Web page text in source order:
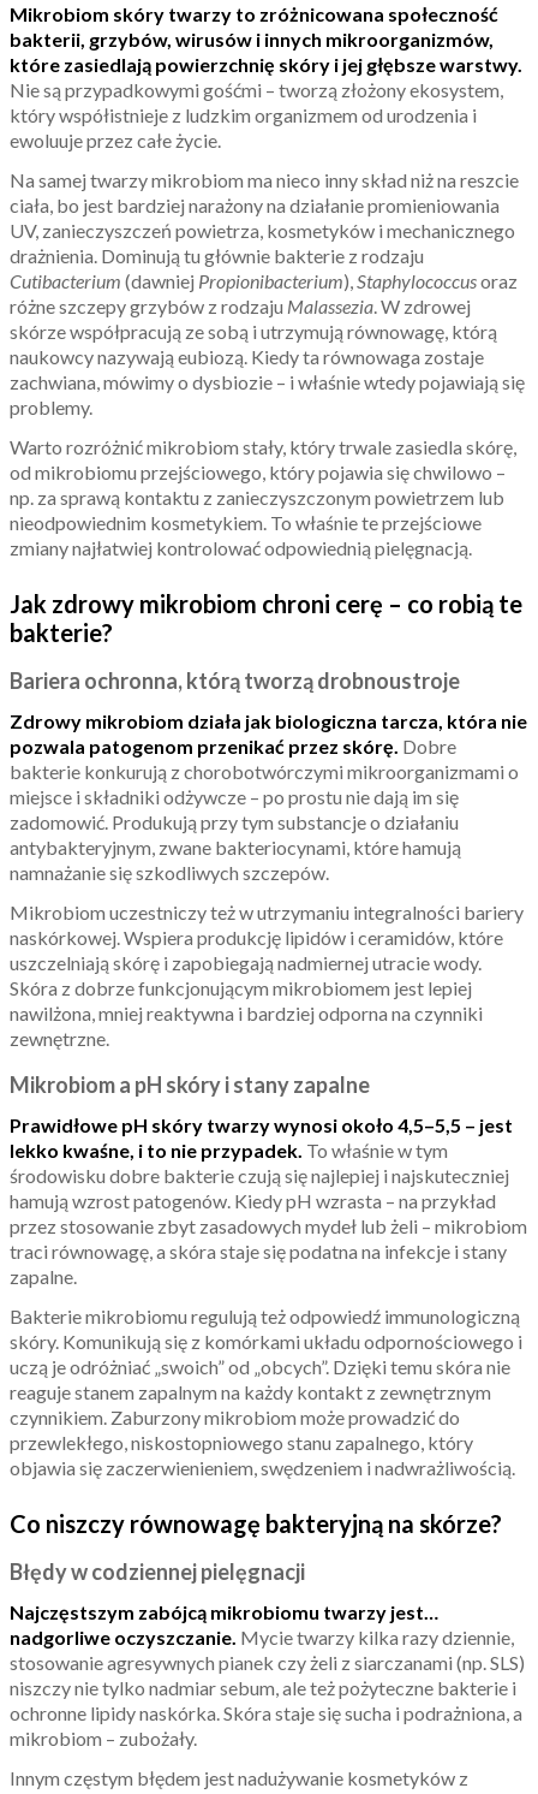
Mikrobiom skóry twarzy to zróżnicowana społeczność
bakterii, grzybów, wirusów i innych mikroorganizmów,
które zasiedlają powierzchnię skóry i jej głębsze warstwy.
Nie są przypadkowymi gośćmi – tworzą złożony ekosystem,
który współistnieje z ludzkim organizmem od urodzenia i
ewoluuje przez całe życie.
Na samej twarzy mikrobiom ma nieco inny skład niż na reszcie
ciała, bo jest bardziej narażony na działanie promieniowania
UV, zanieczyszczeń powietrza, kosmetyków i mechanicznego
drażnienia. Dominują tu głównie bakterie z rodzaju
Cutibacterium (dawniej Propionibacterium),Staphylococcusoraz
różne szczepy grzybów z rodzaju Malassezia. W zdrowej
skórze współpracują ze sobą i utrzymują równowagę, którą
naukowcy nazywają eubiozą. Kiedy ta równowaga zostaje
zachwiana, mówimy o dysbiozie – i właśnie wtedy pojawiają się
problemy.
Warto rozróżnić mikrobiom stały, który trwale zasiedla skórę,
od mikrobiomu przejściowego, który pojawia się chwilowo –
np. za sprawą kontaktu z zanieczyszczonym powietrzem lub
nieodpowiednim kosmetykiem. To właśnie te przejściowe
zmiany najłatwiej kontrolować odpowiednią pielęgnacją.
Jak zdrowy mikrobiom chroni cerę – co robią te
bakterie?
Bariera ochronna, którą tworzą drobnoustroje
Zdrowy mikrobiom działa jak biologiczna tarcza, która nie
pozwala patogenom przenikać przez skórę. Dobre
bakterie konkurują z chorobotwórczymi mikroorganizmami o
miejsce i składniki odżywcze – po prostu nie dają im się
zadomowić. Produkują przy tym substancje o działaniu
antybakteryjnym, zwane bakteriocynami, które hamują
namnażanie się szkodliwych szczepów.
Mikrobiom uczestniczy też w utrzymaniu integralności bariery
naskórkowej. Wspiera produkcję lipidów i ceramidów, które
uszczelniają skórę i zapobiegają nadmiernej utracie wody.
Skóra z dobrze funkcjonującym mikrobiomem jest lepiej
nawilżona, mniej reaktywna i bardziej odporna na czynniki
zewnętrzne.
Mikrobiom a pH skóry i stany zapalne
Prawidłowe pH skóry twarzy wynosi około 4,5–5,5 – jest
lekko kwaśne, i to nie przypadek. To właśnie w tym
środowisku dobre bakterie czują się najlepiej i najskuteczniej
hamują wzrost patogenów. Kiedy pH wzrasta – na przykład
przez stosowanie zbyt zasadowych mydeł lub żeli – mikrobiom
traci równowagę, a skóra staje się podatna na infekcje i stany
zapalne.
Bakterie mikrobiomu regulują też odpowiedź immunologiczną
skóry. Komunikują się z komórkami układu odpornościowego i
uczą je odróżniać „swoich” od „obcych”. Dzięki temu skóra nie
reaguje stanem zapalnym na każdy kontakt z zewnętrznym
czynnikiem. Zaburzony mikrobiom może prowadzić do
przewlekłego, niskostopniowego stanu zapalnego, który
objawia się zaczerwienieniem, swędzeniem i nadwrażliwością.
Co niszczy równowagę bakteryjną na skórze?
Błędy w codziennej pielęgnacji
Najczęstszym zabójcą mikrobiomu twarzy jest…
nadgorliwe oczyszczanie. Mycie twarzy kilka razy dziennie,
stosowanie agresywnych pianek czy żeli z siarczanami (np. SLS)
niszczy nie tylko nadmiar sebum, ale też pożyteczne bakterie i
ochronne lipidy naskórka. Skóra staje się sucha i podrażniona, a
mikrobiom – zubożały.
Innym częstym błędem jest nadużywanie kosmetyków z